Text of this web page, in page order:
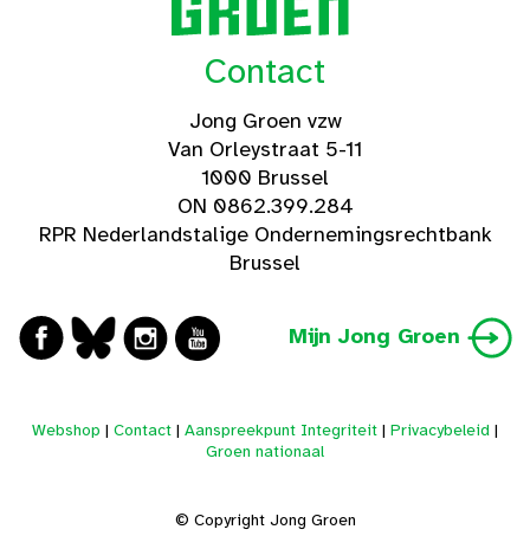
Contact
Jong Groen vzw
Van Orleystraat 5-11
1000 Brussel
ON 0862.399.284
RPR Nederlandstalige Ondernemingsrechtbank
Brussel
Mijn Jong Groen
Webshop | Contact | Aanspreekpunt Integriteit | Privacybeleid |
Groen nationaal
© Copyright Jong Groen